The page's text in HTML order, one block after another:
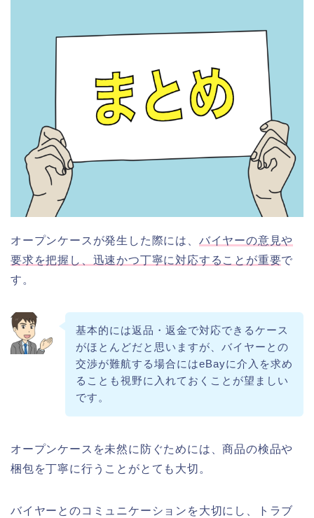
オープンケースが発生した際には、 バイヤーの意見や
要求を把握し、迅速かつ丁寧に対応することが重要で
す。
基本的には返品・返金で対応できるケース
がほとんどだと思いますが、バイヤーとの
交渉が難航する場合にはeBayに介入を求め
ることも視野に入れておくことが望ましい
です。
オープンケースを未然に防ぐためには、商品の検品や
梱包を丁寧に行うことがとても大切。
バイヤーとのコミュニケーションを大切にし、トラブ